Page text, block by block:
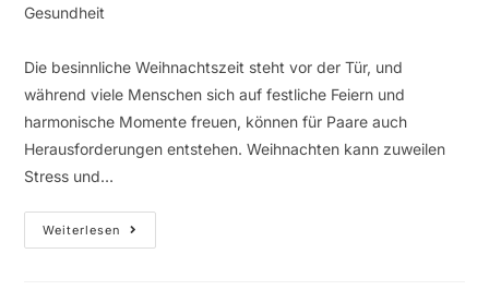
Gesundheit
Die besinnliche Weihnachtszeit steht vor der Tür, und
während viele Menschen sich auf festliche Feiern und
harmonische Momente freuen, können für Paare auch
Herausforderungen entstehen. Weihnachten kann zuweilen
Stress und…
Weiterlesen